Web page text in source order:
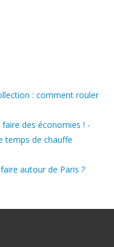
: comment rouler
des économies ! -
temps de chauffe
autour de Paris ?